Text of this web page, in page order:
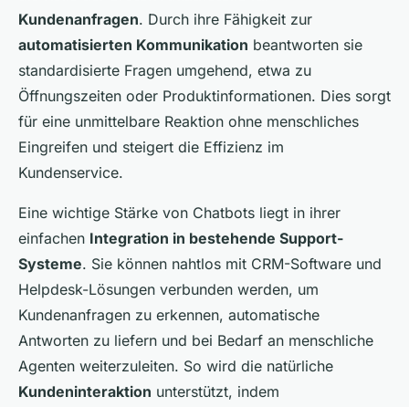
Kundenanfragen. Durch ihre Fähigkeit zur
automatisierten Kommunikation beantworten sie
standardisierte Fragen umgehend, etwa zu
Öffnungszeiten oder Produktinformationen. Dies sorgt
für eine unmittelbare Reaktion ohne menschliches
Eingreifen und steigert die Effizienz im
Kundenservice.
Eine wichtige Stärke von Chatbots liegt in ihrer
einfachen Integration in bestehende Support-
Systeme. Sie können nahtlos mit CRM-Software und
Helpdesk-Lösungen verbunden werden, um
Kundenanfragen zu erkennen, automatische
Antworten zu liefern und bei Bedarf an menschliche
Agenten weiterzuleiten. So wird die natürliche
Kundeninteraktion unterstützt, indem